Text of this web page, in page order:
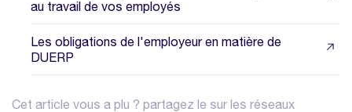
au travail de vos employés
Les obligations de l'employeur en matière de
DUERP
Cet article vous a plu ? partagez le sur les réseaux